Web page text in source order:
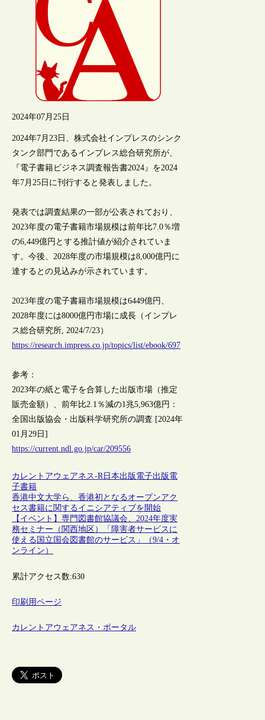
2024年07月25日
2024年7月23日、株式会社インプレスのシンク
タンク部門であるインプレス総合研究所が、
『電子書籍ビジネス調査報告書2024』を2024
年7月25日に刊行すると発表しました。
発表では調査結果の一部が公表されており、
2023年度の電子書籍市場規模は前年比7.0％増
の6,449億円とする推計値が紹介されていま
す。今後、2028年度の市場規模は8,000億円に
達するとの見込みが示されています。
2023年度の電子書籍市場規模は6449億円、
2028年度には8000億円市場に成長（インプレ
ス総合研究所, 2024/7/23）
https://research.impress.co.jp/topics/list/ebook/697
参考：
2023年の紙と電子を合算した出版市場（推定
販売金額）、前年比2.1％減の1兆5,963億円：
全国出版協会・出版科学研究所の調査 [2024年
01月29日]
https://current.ndl.go.jp/car/209556
カレントアウェアネス-R日本出版 電子出版 電
子書籍
香港中文大学ら、香港初となるオープンアク
セス書籍に関するイニシアティブを開始
【イベント】専門図書館協議会、2024年度実
務セミナー（関西地区）「障害者サービスに
使える国立国会図書館のサービス」（9/4・オ
ンライン）
累計アクセス数:630
印刷用ページ
カレントアウェアネス・ポータル